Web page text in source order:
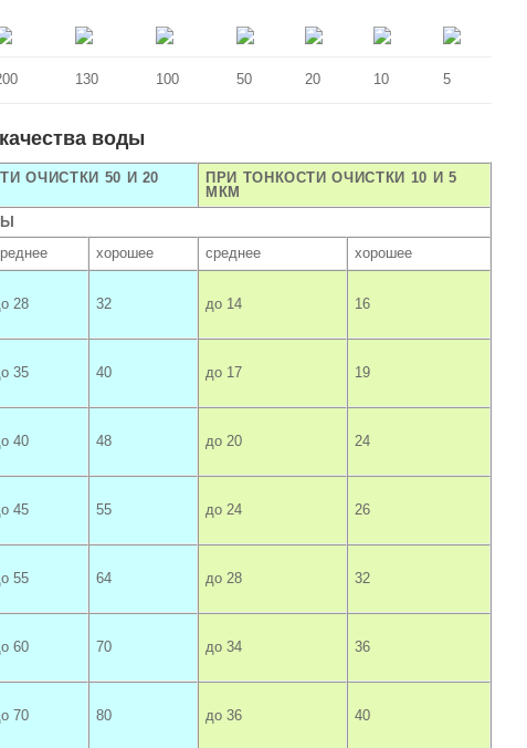
130 100 50 20 10 5
воды
ОЧИСТКИ 50 И 20
ПРИ ТОНКОСТИ ОЧИСТКИ 10 И 5
МКМ
хорошее среднее
хорошее
28 32 до 14 16
35 40 до 17 19
40 48 до 20 24
45 55 до 24 26
55 64 до 28 32
60 70 до 34 36
70 80 до 36 40